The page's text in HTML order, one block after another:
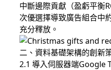
中斷邊際貢獻（盈虧平衡
次優選擇導致廣告組合中
充分釋放。
二、資料基礎架構的創新
2.1 導入伺服器端Google